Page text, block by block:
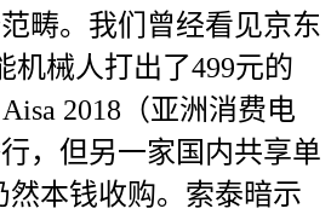
畴。我们曾经看见京东
机械人打出了499元的
2018（亚洲消费电
，但另一家国内共享单
然本钱收购。索泰暗示